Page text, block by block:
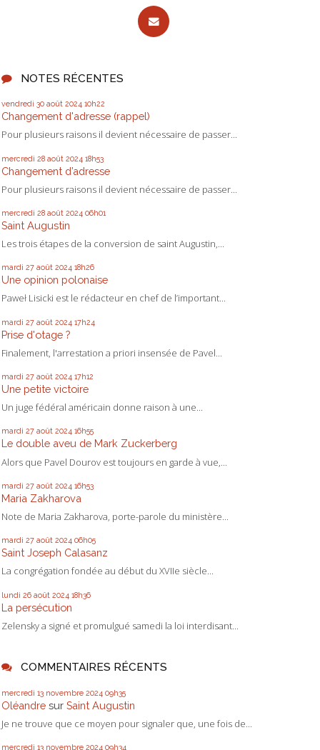
NOTES RÉCENTES
vendredi 30 août 2024 10h22
Changement d'adresse (rappel)
Pour plusieurs raisons il devient nécessaire de passer...
mercredi 28 août 2024 18h53
Changement d’adresse
Pour plusieurs raisons il devient nécessaire de passer...
mercredi 28 août 2024 06h01
Saint Augustin
Les trois étapes de la conversion de saint Augustin,...
mardi 27 août 2024 18h26
Une opinion polonaise
Paweł Lisicki est le rédacteur en chef de l’important...
mardi 27 août 2024 17h24
Prise d'otage ?
Finalement, l'arrestation a priori insensée de Pavel...
mardi 27 août 2024 17h12
Une petite victoire
Un juge fédéral américain donne raison à une...
mardi 27 août 2024 16h55
Le double aveu de Mark Zuckerberg
Alors que Pavel Dourov est toujours en garde à vue,...
mardi 27 août 2024 16h53
Maria Zakharova
Note de Maria Zakharova, porte-parole du ministère...
mardi 27 août 2024 06h05
Saint Joseph Calasanz
La congrégation fondée au début du XVIIe siècle...
lundi 26 août 2024 18h36
La persécution
Zelensky a signé et promulgué samedi la loi interdisant...
COMMENTAIRES RÉCENTS
mercredi 13 novembre 2024 09h35
Oléandre sur Saint Augustin
Je ne trouve que ce moyen pour signaler que, une fois de...
mercredi 13 novembre 2024 09h34